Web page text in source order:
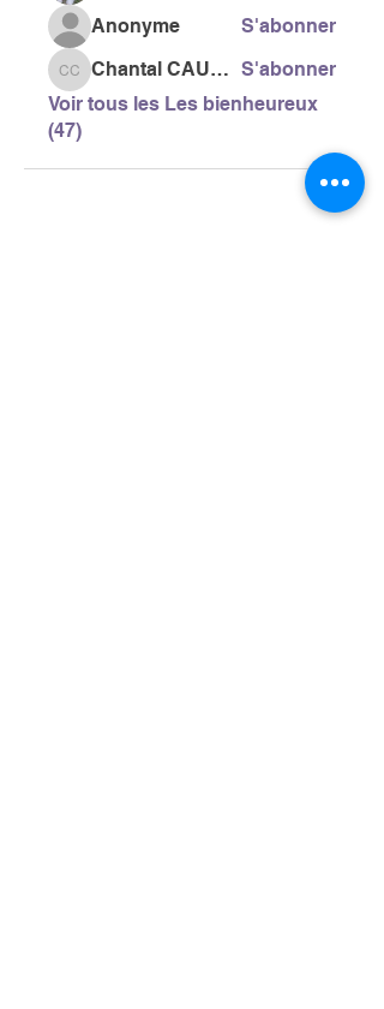
Anonyme
S'abonner
Chantal CAUSSE Chantal CAUSSE S'abonner
Voir tous les Les bienheureux
(47)